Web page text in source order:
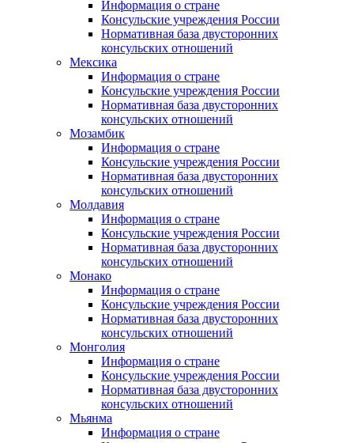
Информация о стране
Консульские учреждения России
Нормативная база двусторонних
консульских отношений
Мексика
Информация о стране
Консульские учреждения России
Нормативная база двусторонних
консульских отношений
Мозамбик
Информация о стране
Консульские учреждения России
Нормативная база двусторонних
консульских отношений
Молдавия
Информация о стране
Консульские учреждения России
Нормативная база двусторонних
консульских отношений
Монако
Информация о стране
Консульские учреждения России
Нормативная база двусторонних
консульских отношений
Монголия
Информация о стране
Консульские учреждения России
Нормативная база двусторонних
консульских отношений
Мьянма
Информация о стране